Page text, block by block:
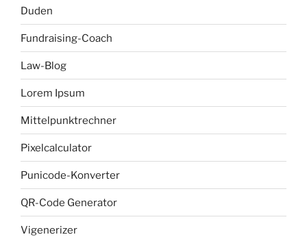
Duden
Fundraising-Coach
Law-Blog
Lorem Ipsum
Mittelpunktrechner
Pixelcalculator
Punicode-Konverter
QR-Code Generator
Vigenerizer